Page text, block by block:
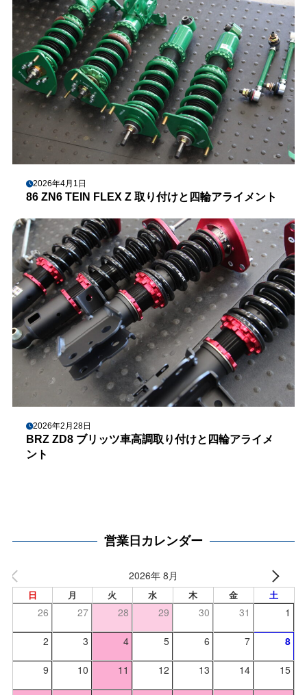
2026年4月1日
86 ZN6 TEIN FLEX Z 取り付けと四輪アライメント
2026年2月28日
BRZ ZD8 ブリッツ車高調取り付けと四輪アライメ
ント
営業日カレンダー
2026年 8月
日 月 火 水 木 金 土
26 27 28 29 30 31 1
2 3 4 5 6 7 8
9 10 11 12 13 14 15